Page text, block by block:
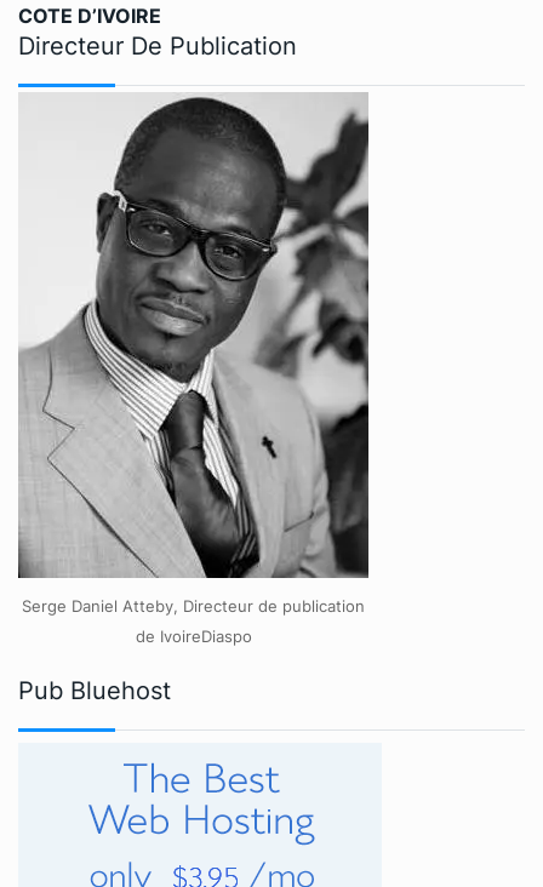
COTE D’IVOIRE
Directeur De Publication
Serge Daniel Atteby, Directeur de publication
de IvoireDiaspo
Pub Bluehost